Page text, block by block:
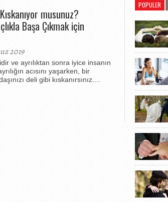
musunuz?
Başa Çıkmak için
2019
ve ayrılıktan sonra iyice insanın
acısını yaşarken, bir
deli gibi kıskanırsınız....
POPULER